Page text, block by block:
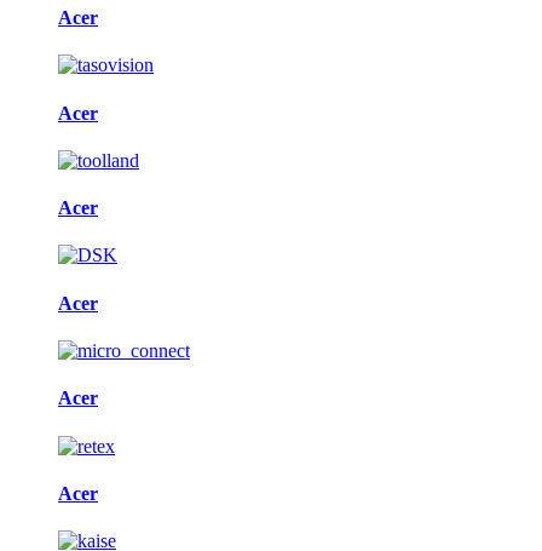
Acer
Acer
Acer
Acer
Acer
Acer